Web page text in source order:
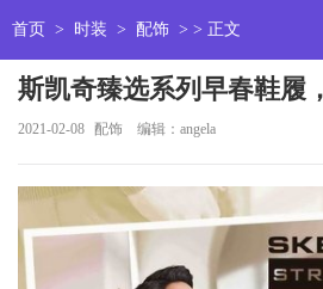
首页 > 时装 > 配饰 > > 正文
斯凯奇臻选系列早春鞋履
2021-02-08 配饰 编辑：angela